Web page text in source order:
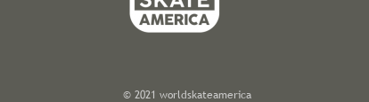
© 2021 worldskateamerica